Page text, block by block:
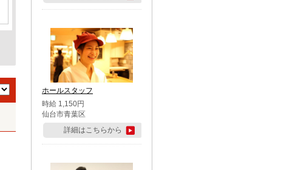
ホールスタッフ
時給 1,150円
仙台市青葉区
詳細はこちらから